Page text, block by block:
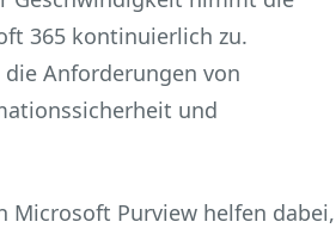
365 kontinuierlich zu.
Anforderungen von
und
Microsoft Purview helfen dabei,